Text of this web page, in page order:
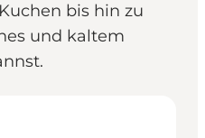
bis hin zu
und kaltem